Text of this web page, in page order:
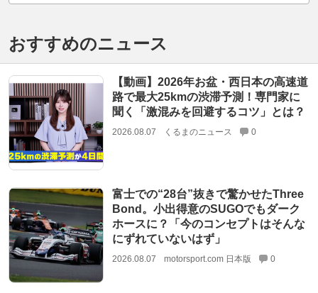
おすすめのニュース
【動画】2026年お盆・西日本の高速道
路で最大25kmの渋滞予測！専門家に
聞く「激混みを回避するコツ」とは？
2026.08.07 くるまのニュース 0
富士での“28台”抜きで驚かせたThree
Bond。小出得意のSUGOでもダーク
ホースに？「今のコンセプトはそんな
にずれていないはず」
2026.08.07 motorsport.com 日本版 0